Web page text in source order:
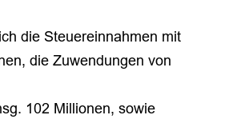
die Steuereinnahmen mit
die Zuwendungen von
102 Millionen, sowie